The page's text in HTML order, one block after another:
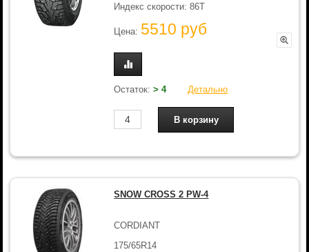
Индекс скорости: 86T
Цена: 5510 руб
Остаток:> 4 Детально
SNOW CROSS 2 PW-4
CORDIANT
175/65R14